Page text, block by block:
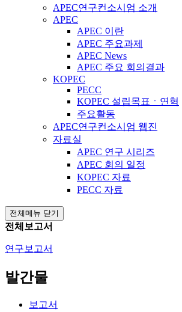
APEC연구컨소시엄 소개
APEC
APEC 이란
APEC 주요과제
APEC News
APEC 주요 회의결과
KOPEC
PECC
KOPEC 설립목표ㆍ연혁
주요활동
APEC연구컨소시엄 웹진
자료실
APEC 연구 시리즈
APEC 회의 일정
KOPEC 자료
PECC 자료
전체메뉴 닫기
전체보고서
연구보고서
발간물
보고서